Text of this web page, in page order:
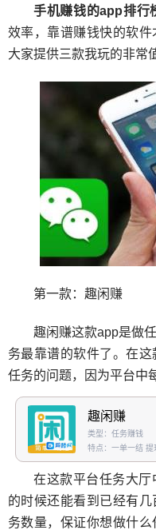
手机赚钱的app排行
效率，靠谱赚钱快的软
大家提供三款我玩的非常
第一款：趣闲赚
趣闲赚这款app是做
务最靠谱的软件了。在
任务的问题，因为平台中
趣闲赚
类型：任务赚钱
特点：一单一结
在这款平台任务大
的时候还能看到已经有
务数量，保证你想做什